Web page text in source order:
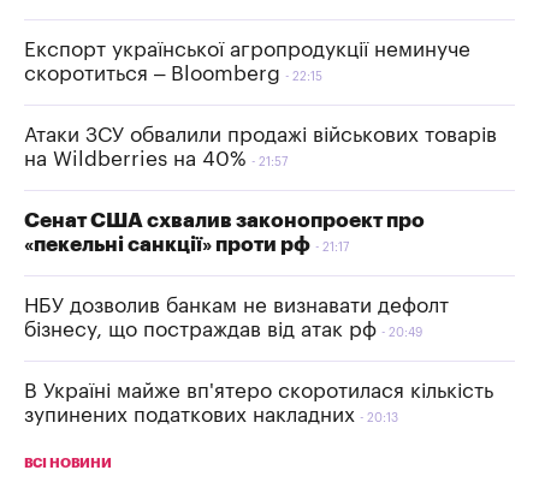
Експорт української агропродукції неминуче
скоротиться – Bloomberg
22:15
Атаки ЗСУ обвалили продажі військових товарів
на Wildberries на 40%
21:57
Сенат США схвалив законопроект про
«пекельні санкції» проти рф
21:17
НБУ дозволив банкам не визнавати дефолт
бізнесу, що постраждав від атак рф
20:49
В Україні майже вп'ятеро скоротилася кількість
зупинених податкових накладних
20:13
ВСІ НОВИНИ